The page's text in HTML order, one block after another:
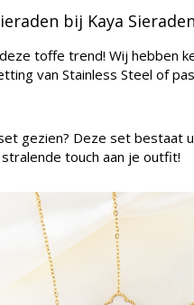
bij Kaya Sieraden
toffe trend! Wij hebben
van Stainless Steel of
gezien? Deze set
touch aan je outfit!